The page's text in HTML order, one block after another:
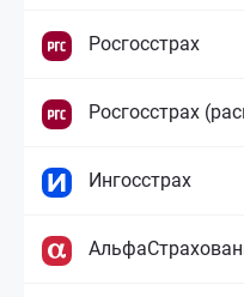
Росгосстрах
Росгосстрах
Ингосстрах